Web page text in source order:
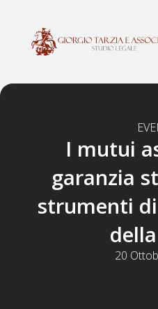
I mutui
garanzia
strumenti
20